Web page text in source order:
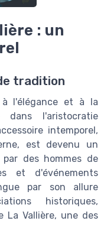
: un
tradition
à l'élégance et à la
dans l'aristocratie
intemporel,
est devenu un
des hommes de
et d'événements
par son allure
historiques,
La Vallière, une des